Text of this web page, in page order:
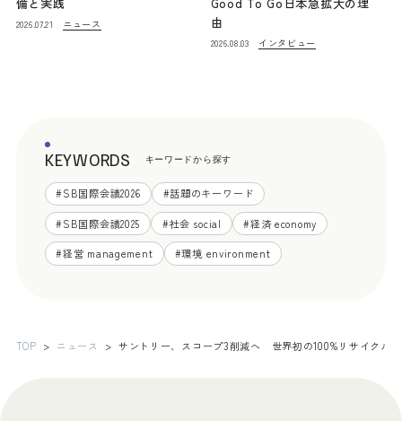
2026.07.21 ニュース
由
2026.08.03 インタビュー
KEYWORDS キーワードから探す
#SB国際会議2026 #話題のキーワード
#SB国際会議2025 #社会 social #経済 economy
#経営 management #環境 environment
TOP ニュース サントリー、スコープ3削減へ 世界初の100%リサイクル